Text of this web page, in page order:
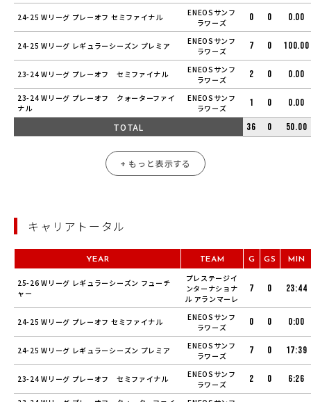
24-25 Wリーグ プレーオフ セミファイナル
ENEOSサンフ
ラワーズ
0 0 0.00
24-25 Wリーグ レギュラーシーズン プレミア
ENEOSサンフ
ラワーズ
7 0 100.00
23-24 Wリーグ プレーオフ セミファイナル
ENEOSサンフ
ラワーズ
2 0 0.00
23-24 Wリーグ プレーオフ クォーターファイ
ナル
ENEOSサンフ
ラワーズ
1 0 0.00
TOTAL 36 0 50.00
+ もっと表示する
キャリアトータル
YEAR TEAM G GS MIN
25-26 Wリーグ レギュラーシーズン フューチ
ャー
プレステージイ
ンターナショナ
ル アランマーレ
7 0 23:44
24-25 Wリーグ プレーオフ セミファイナル
ENEOSサンフ
ラワーズ
0 0 0:00
24-25 Wリーグ レギュラーシーズン プレミア
ENEOSサンフ
ラワーズ
7 0 17:39
23-24 Wリーグ プレーオフ セミファイナル
ENEOSサンフ
ラワーズ
2 0 6:26